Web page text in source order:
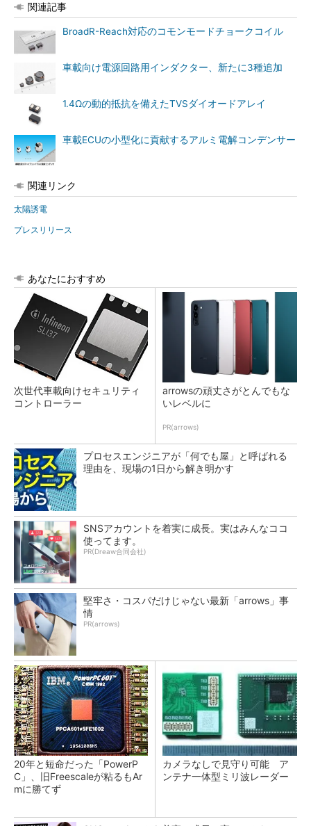
関連記事
BroadR-Reach対応のコモンモードチョークコイル
車載向け電源回路用インダクター、新たに3種追加
1.4Ωの動的抵抗を備えたTVSダイオードアレイ
車載ECUの小型化に貢献するアルミ電解コンデンサー
関連リンク
太陽誘電
プレスリリース
あなたにおすすめ
次世代車載向けセキュリティ
コントローラー
arrowsの頑丈さがとんでもな
いレベルに
PR(arrows)
プロセスエンジニアが「何でも屋」と呼ばれる
理由を、現場の1日から解き明かす
SNSアカウントを着実に成長。実はみんなココ
使ってます。
PR(Dreaw合同会社)
堅牢さ・コスパだけじゃない最新「arrows」事
情
PR(arrows)
20年と短命だった「PowerP
C」、旧Freescaleが粘るもAr
mに勝てず
カメラなしで見守り可能 ア
ンテナ一体型ミリ波レーダー